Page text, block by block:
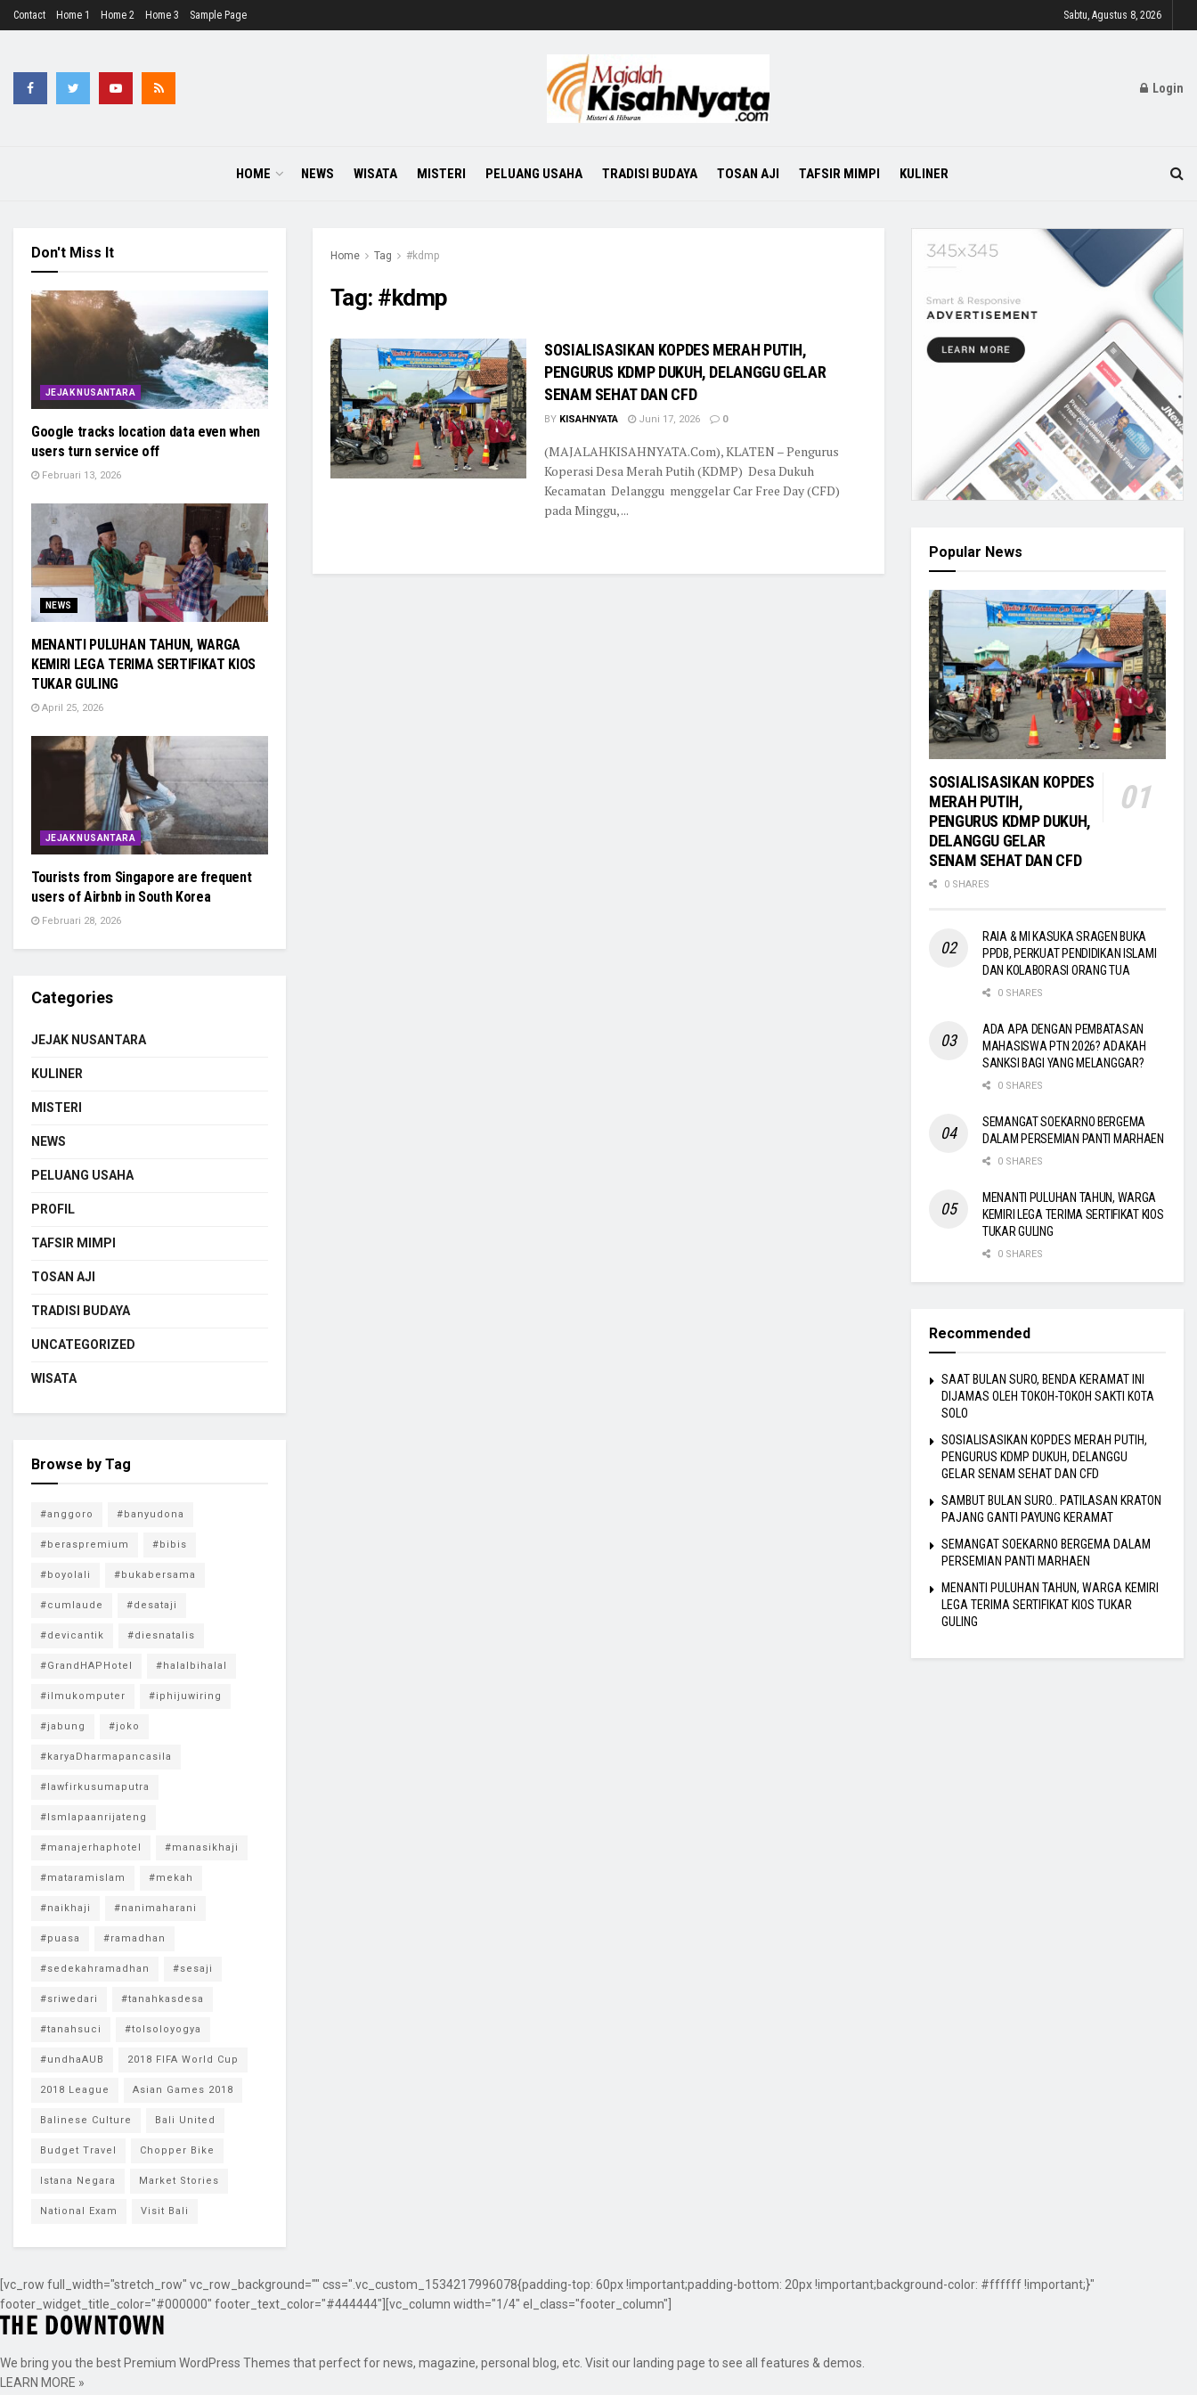
Contact Home 1 Home 2 Home 3 Sample Page Sabtu, Agustus 8, 2026
Login
HOME NEWS WISATA MISTERI PELUANG USAHA TRADISI BUDAYA TOSAN AJI TAFSIR MIMPI KULINER
Home Tag #kdmp
Tag: #kdmp
SOSIALISASIKAN KOPDES MERAH PUTIH,
PENGURUS KDMP DUKUH, DELANGGU GELAR
SENAM SEHAT DAN CFD
BY KISAHNYATA Juni 17, 2026 0
(MAJALAHKISAHNYATA.Com), KLATEN – Pengurus
Koperasi Desa Merah Putih (KDMP) Desa Dukuh
Kecamatan Delanggu menggelar Car Free Day (CFD)
pada Minggu, ...
Don't Miss It
JEJAK NUSANTARA
Google tracks location data even when
users turn service off
Februari 13, 2026
NEWS
MENANTI PULUHAN TAHUN, WARGA
KEMIRI LEGA TERIMA SERTIFIKAT KIOS
TUKAR GULING
April 25, 2026
JEJAK NUSANTARA
Tourists from Singapore are frequent
users of Airbnb in South Korea
Februari 28, 2026
Categories
JEJAK NUSANTARA
KULINER
MISTERI
NEWS
PELUANG USAHA
PROFIL
TAFSIR MIMPI
TOSAN AJI
TRADISI BUDAYA
UNCATEGORIZED
WISATA
Browse by Tag
#anggoro #banyudona
#beraspremium #bibis
#boyolali #bukabersama
#cumlaude #desataji
#devicantik #diesnatalis
#GrandHAPHotel #halalbihalal
#ilmukomputer #iphijuwiring
#jabung #joko
#karyaDharmapancasila
#lawfirkusumaputra
#lsmlapaanrijateng
#manajerhaphotel #manasikhaji
#mataramislam #mekah
#naikhaji #nanimaharani
#puasa #ramadhan
#sedekahramadhan #sesaji
#sriwedari #tanahkasdesa
#tanahsuci #tolsoloyogya
#undhaAUB 2018 FIFA World Cup
2018 League Asian Games 2018
Balinese Culture Bali United
Budget Travel Chopper Bike
Istana Negara Market Stories
National Exam Visit Bali
Popular News
SOSIALISASIKAN KOPDES
MERAH PUTIH,
PENGURUS KDMP DUKUH,
DELANGGU GELAR
SENAM SEHAT DAN CFD
0 SHARES
RAIA & MI KASUKA SRAGEN BUKA
PPDB, PERKUAT PENDIDIKAN ISLAMI
DAN KOLABORASI ORANG TUA
0 SHARES
ADA APA DENGAN PEMBATASAN
MAHASISWA PTN 2026? ADAKAH
SANKSI BAGI YANG MELANGGAR?
0 SHARES
SEMANGAT SOEKARNO BERGEMA
DALAM PERSEMIAN PANTI MARHAEN
0 SHARES
MENANTI PULUHAN TAHUN, WARGA
KEMIRI LEGA TERIMA SERTIFIKAT KIOS
TUKAR GULING
0 SHARES
Recommended
SAAT BULAN SURO, BENDA KERAMAT INI
DIJAMAS OLEH TOKOH-TOKOH SAKTI KOTA
SOLO
SOSIALISASIKAN KOPDES MERAH PUTIH,
PENGURUS KDMP DUKUH, DELANGGU
GELAR SENAM SEHAT DAN CFD
SAMBUT BULAN SURO.. PATILASAN KRATON
PAJANG GANTI PAYUNG KERAMAT
SEMANGAT SOEKARNO BERGEMA DALAM
PERSEMIAN PANTI MARHAEN
MENANTI PULUHAN TAHUN, WARGA KEMIRI
LEGA TERIMA SERTIFIKAT KIOS TUKAR
GULING
[vc_row full_width="stretch_row" vc_row_background="" css=".vc_custom_1534217996078{padding-top: 60px !important;padding-bottom: 20px !important;background-color: #ffffff !important;}"
footer_widget_title_color="#000000" footer_text_color="#444444"][vc_column width="1/4" el_class="footer_column"]
We bring you the best Premium WordPress Themes that perfect for news, magazine, personal blog, etc. Visit our landing page to see all features & demos.
LEARN MORE »